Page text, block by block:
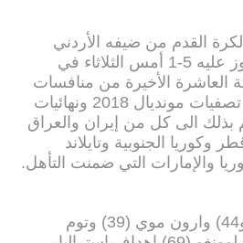
القدم من ضيفه الأردني
عندما أكرم وفادته بالفوز عليه 5-1 أمس الثلاثاء في
العاشرة الأخيرة من منافسات
المجموعة الثانية ضمن تصفيات مونديال 2018 ونهائيات
لينضم بذلك الى كل من إيران والعراق
وكوريا الجنوبية وتايلاند
والإمارات التي ضمنت التأهل.
وسجل تيم كايهل (24 و44) وارون موي (39) وتوم